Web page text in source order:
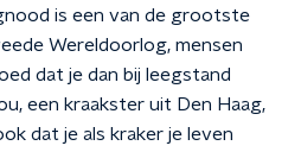
is een van de grootste
Wereldoorlog, mensen
dat je dan bij leegstand
een kraakster uit Den Haag,
dat je als kraker je leven